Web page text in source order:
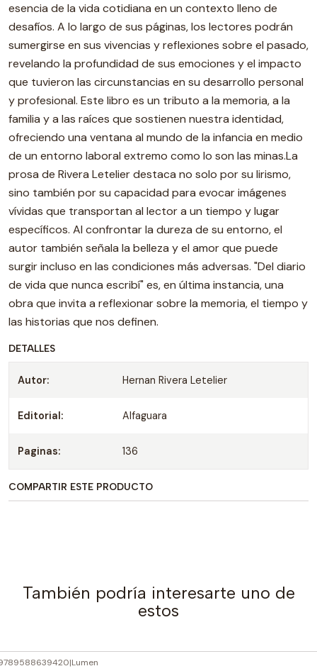
esencia de la vida cotidiana en un contexto lleno de
desafíos. A lo largo de sus páginas, los lectores podrán
sumergirse en sus vivencias y reflexiones sobre el pasado,
revelando la profundidad de sus emociones y el impacto
que tuvieron las circunstancias en su desarrollo personal
y profesional. Este libro es un tributo a la memoria, a la
familia y a las raíces que sostienen nuestra identidad,
ofreciendo una ventana al mundo de la infancia en medio
de un entorno laboral extremo como lo son las minas.La
prosa de Rivera Letelier destaca no solo por su lirismo,
sino también por su capacidad para evocar imágenes
vívidas que transportan al lector a un tiempo y lugar
específicos. Al confrontar la dureza de su entorno, el
autor también señala la belleza y el amor que puede
surgir incluso en las condiciones más adversas. "Del diario
de vida que nunca escribí" es, en última instancia, una
obra que invita a reflexionar sobre la memoria, el tiempo y
las historias que nos definen.
DETALLES
Autor: Hernan Rivera Letelier
Editorial: Alfaguara
Paginas: 136
COMPARTIR ESTE PRODUCTO
También podría interesarte uno de
estos
|Lumen